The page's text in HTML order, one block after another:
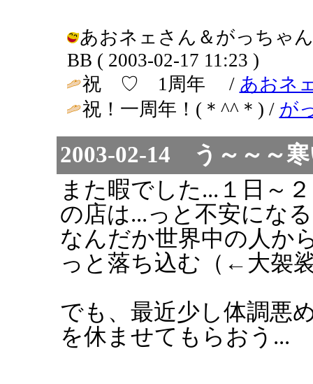
あおネェさん＆がっちゃ
BB ( 2003-02-17 11:23 )
祝 ♡ 1周年 / あおネ
祝！一周年！(＊^^＊) / が
2003-02-14 う～～～寒
また暇でした...１日～
の店は...っと不安になる
なんだか世界中の人か
っと落ち込む（←大袈
でも、最近少し体調悪
を休ませてもらおう...